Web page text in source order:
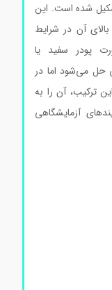
شده است. این
آن در شرایط
سفید یا
می‌شود اما در
آن را به
آزمایشگاهی